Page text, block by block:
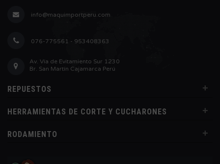
info@maquimportperu.com
076-775561 - 953408363
Av. Vía de Evitamiento Sur 1230
Br. San Martín Cajamarca Perú
REPUESTOS +
HERRAMIENTAS DE CORTE Y CUCHARONES +
RODAMIENTO +